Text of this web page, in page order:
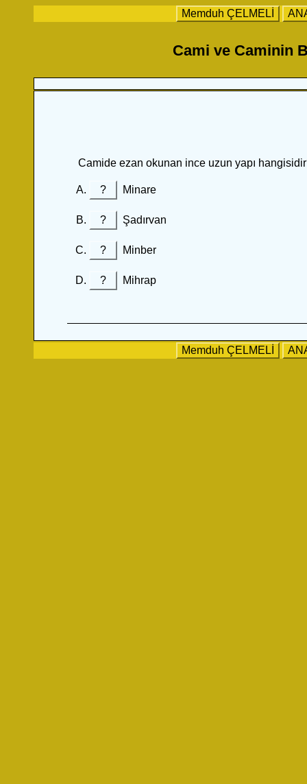
Memduh ÇELMELİ
Cami ve Caminin
Camide ezan okunan ince uzun yapı
? Minare
? Şadırvan
? Minber
? Mihrap
Memduh ÇELMELİ